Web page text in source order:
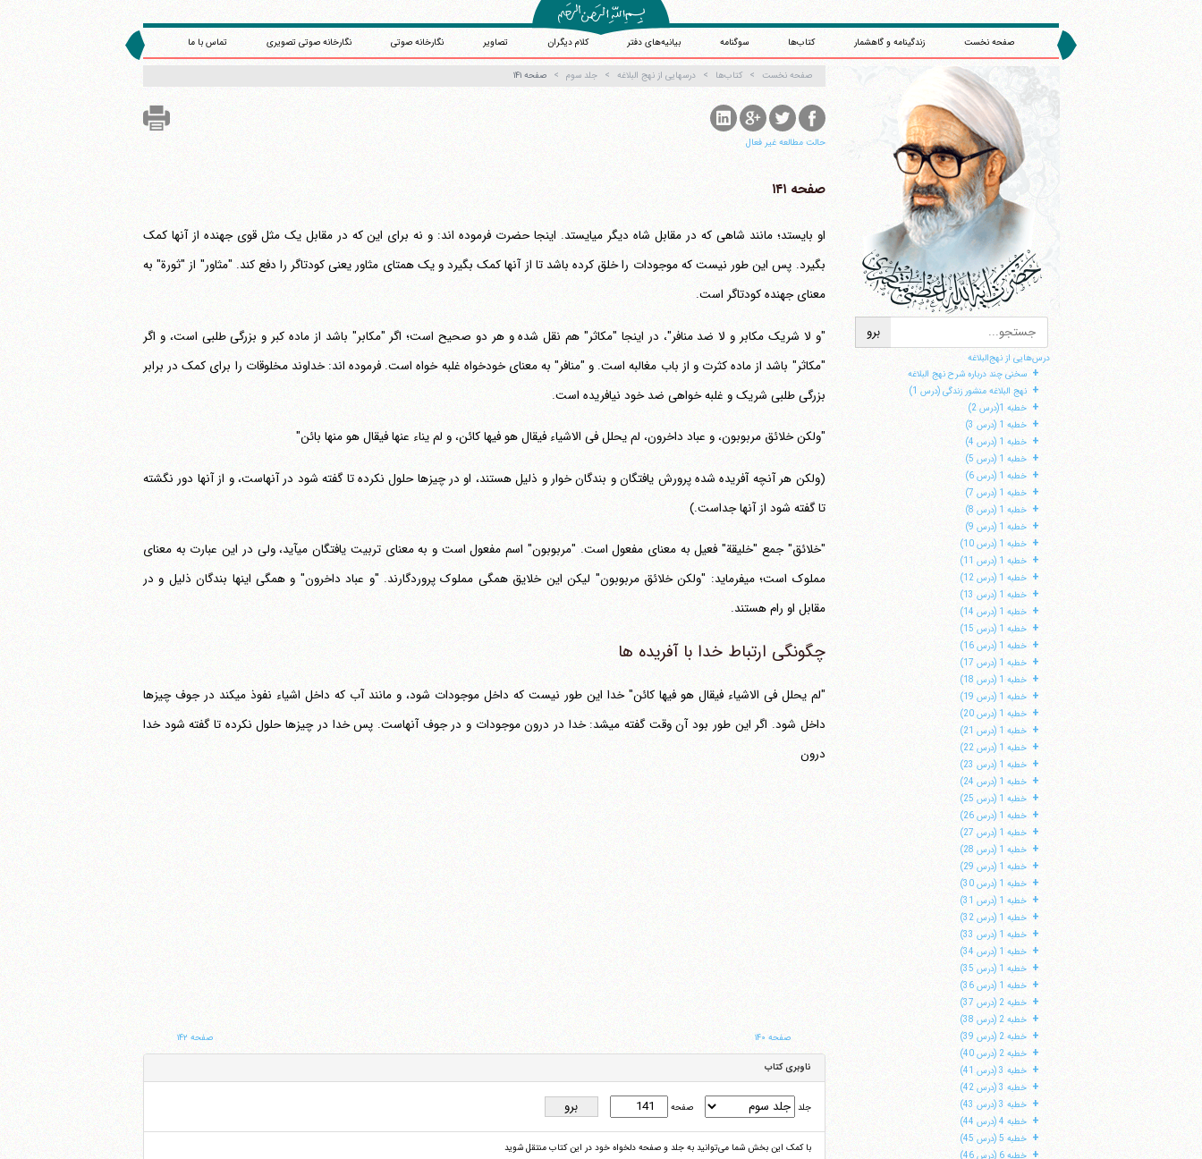
صفحه نخست زندگینامه و گاهشمار کتاب‌ها سوگنامه بیانیه‌های دفتر کلام دیگران تصاویر نگارخانه صوتی نگارخانه صوتی تصویری تماس با ما
درس‌هایی از نهج‌البلاغه
+ سخنی چند درباره شرح نهج البلاغه
+ نهج البلاغه منشور زندگی (درس 1)
+ خطبه 1(درس 2)
+ خطبه 1 (درس 3)
+ خطبه 1 (درس 4)
+ خطبه 1 (درس 5)
+ خطبه 1 (درس 6)
+ خطبه 1 (درس 7)
+ خطبه 1 (درس 8)
+ خطبه 1 (درس 9)
+ خطبه 1 (درس 10)
+ خطبه 1 (درس 11)
+ خطبه 1 (درس 12)
+ خطبه 1 (درس 13)
+ خطبه 1 (درس 14)
+ خطبه 1 (درس 15)
+ خطبه 1 (درس 16)
+ خطبه 1 (درس 17)
+ خطبه 1 (درس 18)
+ خطبه 1 (درس 19)
+ خطبه 1 (درس 20)
+ خطبه 1 (درس 21)
+ خطبه 1 (درس 22)
+ خطبه 1 (درس 23)
+ خطبه 1 (درس 24)
+ خطبه 1 (درس 25)
+ خطبه 1 (درس 26)
+ خطبه 1 (درس 27)
+ خطبه 1 (درس 28)
+ خطبه 1 (درس 29)
+ خطبه 1 (درس 30)
+ خطبه 1 (درس 31)
+ خطبه 1 (درس 32)
+ خطبه 1 (درس 33)
+ خطبه 1 (درس 34)
+ خطبه 1 (درس 35)
+ خطبه 1 (درس 36)
+ خطبه 2 (درس 37)
+ خطبه 2 (درس 38)
+ خطبه 2 (درس 39)
+ خطبه 2 (درس 40)
+ خطبه 3 (درس 41)
+ خطبه 3 (درس 42)
+ خطبه 3 (درس 43)
+ خطبه 4 (درس 44)
+ خطبه 5 (درس 45)
+ خطبه 6 (درس 46)
صفحه نخست کتاب‌ها درسهایی از نهج البلاغه جلد سوم صفحه ۱۴۱
حالت مطالعه غیر فعال
صفحه ۱۴۱
او بایستد؛ مانند شاهی که در مقابل شاه دیگر می‎ایستد. اینجا حضرت فرموده اند: و نه برای این که در مقابل یک مثل قوی جهنده از آنها کمک
بگیرد. پس این طور نیست که موجودات را خلق کرده باشد تا از آنها کمک بگیرد و یک همتای مثاور یعنی کودتاگر را دفع کند. "مثاور" از "ثورة" به
معنای جهنده کودتاگر است.
"و لا شریک مکابر و لا ضد منافر"، در اینجا "مکاثر" هم نقل شده و هر دو صحیح است؛ اگر "مکابر" باشد از ماده کبر و بزرگی طلبی است، و اگر
"مکاثر" باشد از ماده کثرت و از باب مغالبه است. و "منافر" به معنای خودخواه غلبه خواه است. فرموده اند: خداوند مخلوقات را برای کمک در برابر
بزرگی طلبی شریک و غلبه خواهی ضد خود نیافریده است.
"ولکن خلائق مربوبون، و عباد داخرون، لم یحلل فی الاشیاء فیقال هو فیها کائن، و لم یناء عنها فیقال هو منها بائن"
(ولکن هر آنچه آفریده شده پرورش یافتگان و بندگان خوار و ذلیل هستند، او در چیزها حلول نکرده تا گفته شود در آنهاست، و از آنها دور نگشته
تا گفته شود از آنها جداست.)
"خلائق" جمع "خلیقة" فعیل به معنای مفعول است. "مربوبون" اسم مفعول است و به معنای تربیت یافتگان می‎آید، ولی در این عبارت به معنای
مملوک است؛ می‎فرماید: "ولکن خلائق مربوبون" لیکن این خلایق همگی مملوک پروردگارند. "و عباد داخرون" و همگی اینها بندگان ذلیل و در
مقابل او رام هستند.
چگونگی ارتباط خدا با آفریده ها
"لم یحلل فی الاشیاء فیقال هو فیها کائن" خدا این طور نیست که داخل موجودات شود، و مانند آب که داخل اشیاء نفوذ می‎کند در جوف چیزها
داخل شود. اگر این طور بود آن وقت گفته می‎شد: خدا در درون موجودات و در جوف آنهاست. پس خدا در چیزها حلول نکرده تا گفته شود خدا
درون
صفحه ۱۴۰ صفحه ۱۴۲
ناوبری کتاب
جلد صفحه
با کمک این بخش شما می‌توانید به جلد و صفحه دلخواه خود در این کتاب منتقل شوید